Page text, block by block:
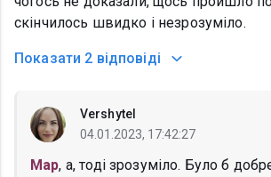
скінчилось швидко і незрозуміло.
Показати 2 відповіді
Vershytel
04.01.2023, 17:42:27
Мар, а, тоді зрозуміло. Було б